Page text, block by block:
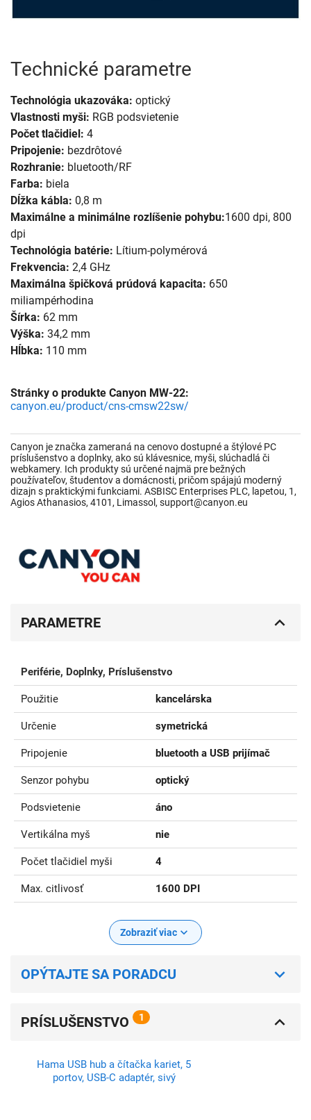
Technické parametre
Technológia ukazováka: optický
Vlastnosti myši: RGB podsvietenie
Počet tlačidiel: 4
Pripojenie: bezdrôtové
Rozhranie: bluetooth/RF
Farba: biela
Dĺžka kábla: 0,8 m
Maximálne a minimálne rozlíšenie pohybu:1600 dpi, 800
dpi
Technológia batérie: Lítium-polymérová
Frekvencia: 2,4 GHz
Maximálna špičková prúdová kapacita: 650
miliampérhodina
Šírka: 62 mm
Výška: 34,2 mm
Hĺbka: 110 mm
Stránky o produkte Canyon MW-22:
canyon.eu/product/cns-cmsw22sw/
Canyon je značka zameraná na cenovo dostupné a štýlové PC
príslušenstvo a doplnky, ako sú klávesnice, myši, slúchadlá či
webkamery. Ich produkty sú určené najmä pre bežných
používateľov, študentov a domácnosti, pričom spájajú moderný
dizajn s praktickými funkciami. ASBISC Enterprises PLC, lapetou, 1,
Agios Athanasios, 4101, Limassol, support@canyon.eu
PARAMETRE
Periférie, Doplnky, Príslušenstvo
Použitie kancelárska
Určenie symetrická
Pripojenie bluetooth a USB prijímač
Senzor pohybu optický
Podsvietenie áno
Vertikálna myš nie
Počet tlačidiel myši 4
Max. citlivosť 1600 DPI
Zobraziť viac
OPÝTAJTE SA PORADCU
PRÍSLUŠENSTVO 1
Hama USB hub a čítačka kariet, 5
portov, USB-C adaptér, sivý